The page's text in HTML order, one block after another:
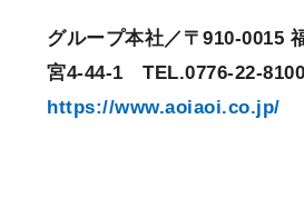
グループ本社／〒910-0015
宮4-44-1 TEL.0776-22-
https://www.aoiaoi.co.jp/